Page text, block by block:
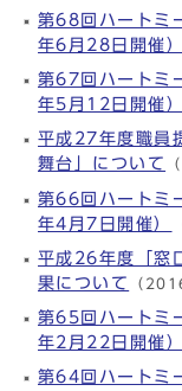
第68回ハートミ
年6月28日開催）
第67回ハートミ
年5月12日開催）
平成27年度職員
舞台」について
第66回ハートミ
年4月7日開催）
平成26年度「窓
果について
（
第65回ハートミ
年2月22日開催）
第64回ハートミ